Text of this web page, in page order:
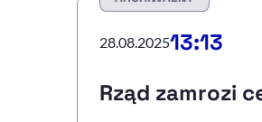
28.08.202513:13
Rząd zamrozi